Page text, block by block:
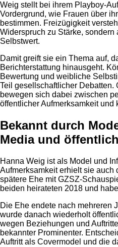
Weig stellt bei ihrem Playboy-
Vordergrund, wie Frauen über
bestimmen. Freizügigkeit
Widerspruch zu Stärke,
Selbstwert.
Damit greift sie ein Thema auf,
Berichterstattung hinausgeht.
Bewertung und weibliche
Teil gesellschaftlicher Debatten.
bewegen sich dabei zwischen
öffentlicher Aufmerksamkeit und
Bekannt durch
Media und
Hanna Weig ist als Model und
Aufmerksamkeit erhielt sie auch
spätere Ehe mit GZSZ-
beiden heirateten 2018 und
Die Ehe endete nach mehreren
wurde danach wiederholt
wegen Beziehungen und
bekannter Prominenter.
Auftritt als Covermodel und die